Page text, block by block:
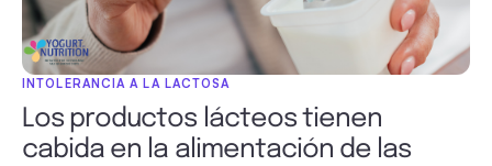
INTOLERANCIA A LA LACTOSA
Los productos lácteos tienen
cabida en la alimentación de las